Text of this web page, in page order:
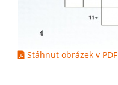
Stáhnut obrázek v PDF